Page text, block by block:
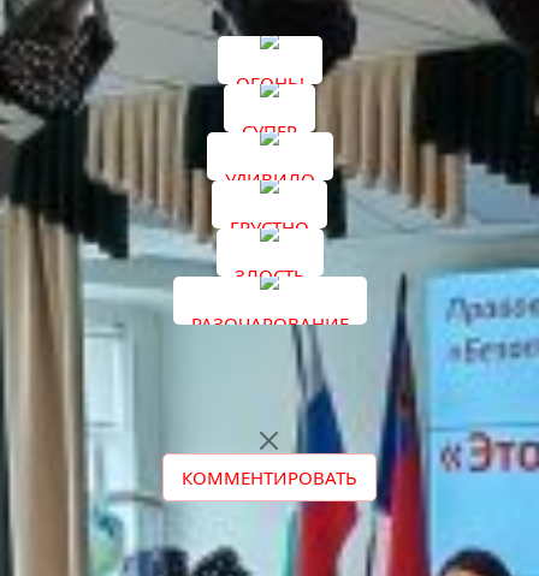
ОГОНЬ!
СУПЕР
УДИВИЛО
ГРУСТНО
ЗЛОСТЬ
РАЗОЧАРОВАНИЕ
КОММЕНТИРОВАТЬ